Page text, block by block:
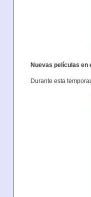
Nuevas películas en
Durante esta